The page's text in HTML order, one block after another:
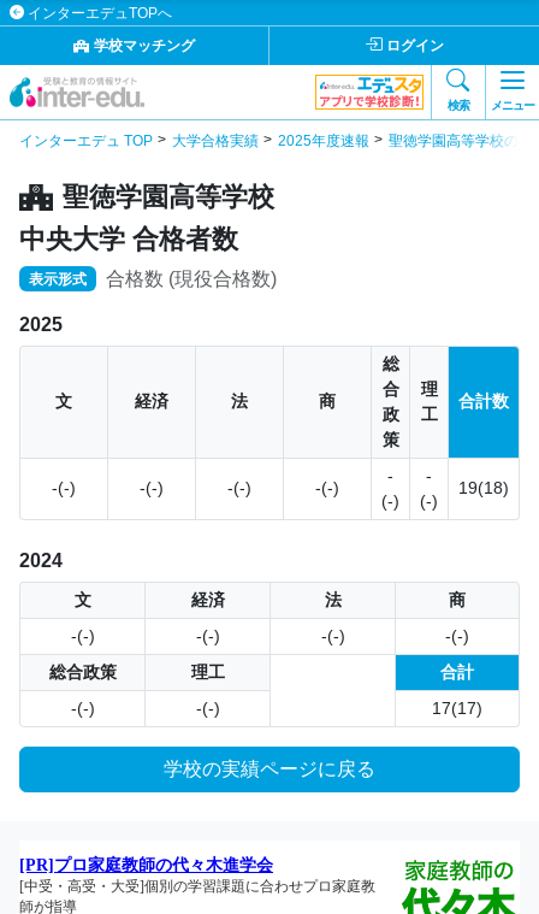
インターエデュTOPへ
学校マッチング
ログイン
検索 メニュー
インターエデュ TOP 大学合格実績 2025年度速報 聖徳学園高等学校の合
聖徳学園高等学校
中央大学 合格者数
表示形式 合格数 (現役合格数)
2025
文 経済 法 商
総
合
政
策
理
工
合計数
-(-) -(-) -(-) -(-)
-
(-)
-
(-)
19(18)
2024
文 経済 法
商
-(-)
-(-) -(-)
-(-)
総合政策
理工
合計
-(-)
-(-) 17(17)
学校の実績ページに戻る